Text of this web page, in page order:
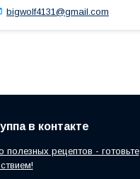
bigwolf4131@gmail.com
в контакте
полезных рецептов - готовьте